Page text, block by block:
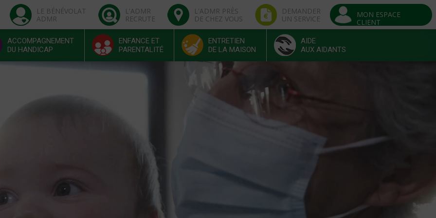
LE BÉNÉVOLAT
ADMR
L'ADMR
RECRUTE
L'ADMR PRÈS
DE CHEZ VOUS
DEMANDER
UN SERVICE
MON ESPACE
CLIENT
ACCOMPAGNEMENT
DU HANDICAP
ENFANCE ET
PARENTALITÉ
ENTRETIEN
DE LA MAISON
AIDE
AUX AIDANTS